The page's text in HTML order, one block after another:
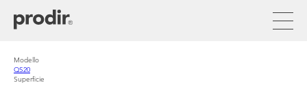
contenido
Modello
QS20
Superficie